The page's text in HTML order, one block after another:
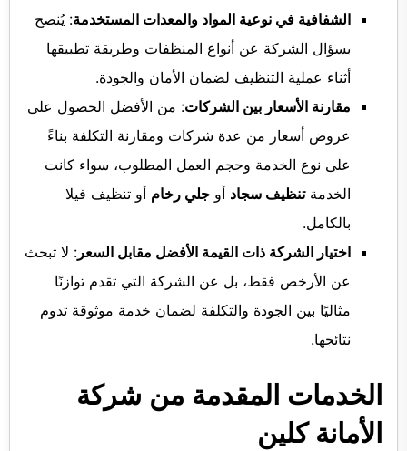
الشفافية في نوعية المواد والمعدات المستخدمة: يُنصح
بسؤال الشركة عن أنواع المنظفات وطريقة تطبيقها
أثناء عملية التنظيف لضمان الأمان والجودة.
مقارنة الأسعار بين الشركات: من الأفضل الحصول على
عروض أسعار من عدة شركات ومقارنة التكلفة بناءً
على نوع الخدمة وحجم العمل المطلوب، سواء كانت
الخدمةتنظيف سجاد أو جلي رخام أو تنظيف فيلا
بالكامل.
اختيار الشركة ذات القيمة الأفضل مقابل السعر : لا تبحث
عن الأرخص فقط، بل عن الشركة التي تقدم توازنًا
مثاليًا بين الجودة والتكلفة لضمان خدمة موثوقة تدوم
نتائجها.
الخدمات المقدمة من شركة
الأمانة كلين